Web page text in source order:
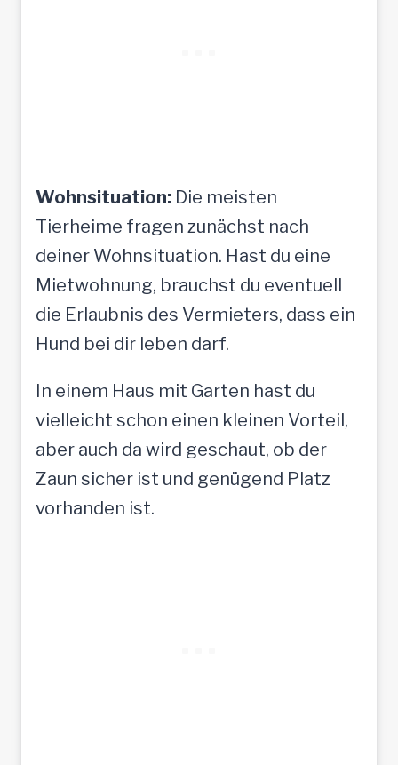
Wohnsituation: Die meisten
Tierheime fragen zunächst nach
deiner Wohnsituation. Hast du eine
Mietwohnung, brauchst du eventuell
die Erlaubnis des Vermieters, dass ein
Hund bei dir leben darf.
In einem Haus mit Garten hast du
vielleicht schon einen kleinen Vorteil,
aber auch da wird geschaut, ob der
Zaun sicher ist und genügend Platz
vorhanden ist.